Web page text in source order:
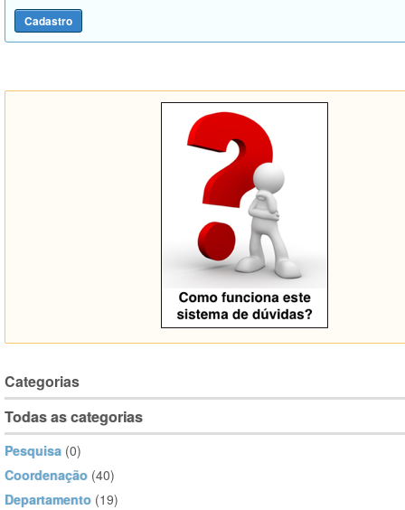
Categorias
Todas as categorias
Pesquisa (0)
Coordenação (40)
Departamento (19)